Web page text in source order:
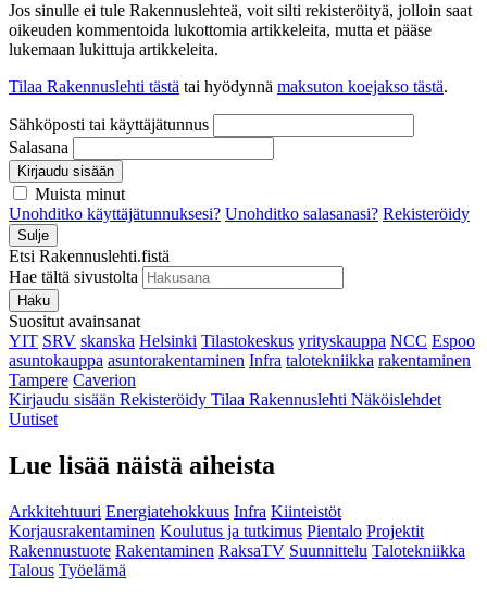
Jos sinulle ei tule Rakennuslehteä, voit silti rekisteröityä, jolloin saat
oikeuden kommentoida lukottomia artikkeleita, mutta et pääse
lukemaan lukittuja artikkeleita.
Tilaa Rakennuslehti tästä tai hyödynnä maksuton koejakso tästä.
Sähköposti tai käyttäjätunnus
Salasana
Kirjaudu sisään
Muista minut
Unohditko käyttäjätunnuksesi? Unohditko salasanasi? Rekisteröidy
Sulje
Etsi Rakennuslehti.fistä
Hae tältä sivustolta
Haku
Suositut avainsanat
YIT SRV skanska Helsinki Tilastokeskus yrityskauppa NCC Espoo
asuntokauppa asuntorakentaminen Infra talotekniikka rakentaminen
Tampere Caverion
Kirjaudu sisään Rekisteröidy Tilaa Rakennuslehti Näköislehdet
Uutiset
Lue lisää näistä aiheista
Arkkitehtuuri Energiatehokkuus Infra Kiinteistöt
Korjausrakentaminen Koulutus ja tutkimus Pientalo Projektit
Rakennustuote Rakentaminen RaksaTV Suunnittelu Talotekniikka
Talous Työelämä